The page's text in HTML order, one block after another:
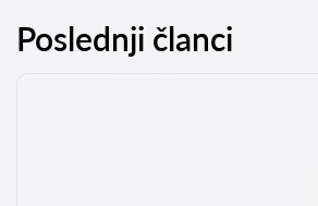
Poslednji članci